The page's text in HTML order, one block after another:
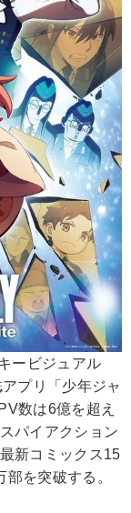
ービジュアル
プリ「少年ジャ
数は6億を超え
パイアクション
新コミックス15
を突破する。